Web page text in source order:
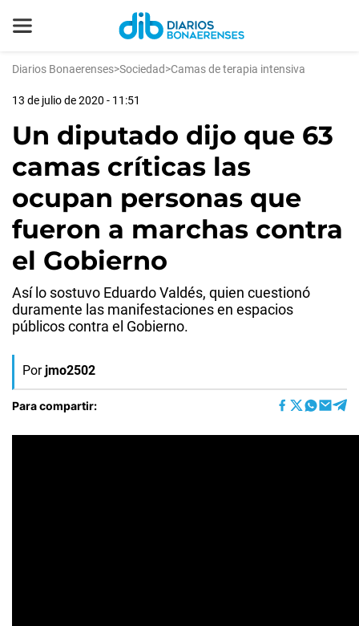
Diarios Bonaerenses>Sociedad>Camas de terapia intensiva
13 de julio de 2020 - 11:51
Un diputado dijo que 63
camas críticas las
ocupan personas que
fueron a marchas contra
el Gobierno
Así lo sostuvo Eduardo Valdés, quien cuestionó
duramente las manifestaciones en espacios
públicos contra el Gobierno.
Por jmo2502
Para compartir: